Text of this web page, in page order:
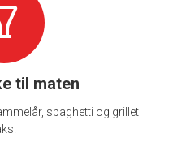
til maten
spaghetti og grillet